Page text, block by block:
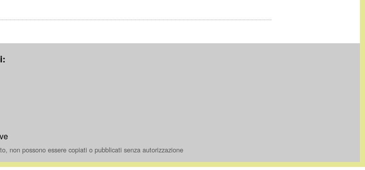
non possono essere copiati o pubblicati senza autorizzazione